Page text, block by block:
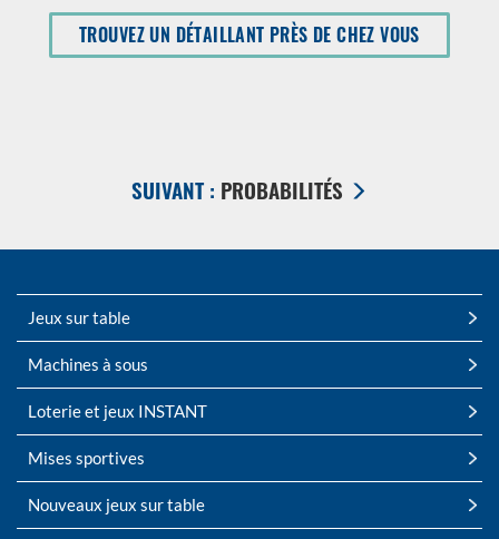
TROUVEZ UN DÉTAILLANT PRÈS DE CHEZ VOUSOUVRIR
DANS
SUIVANT : PROBABILITÉS
Jeux sur table
Machines à sous
Loterie et jeux INSTANT
Mises sportives
Nouveaux jeux sur table